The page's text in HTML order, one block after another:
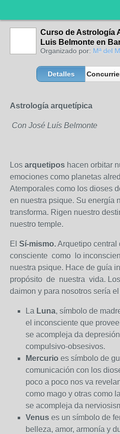
Curso de Astrología
Luis Belmonte en
Organizado por: Mª del
Detalles
Astrología arquetípica
Con José Luís Belmonte
Los arquetipos hacen orbitar
emociones como planetas
Atemporales como los dioses
en nuestra psique. Su energía
transforma. Rigen nuestro
nuestro temple.
El Sí-mismo.Arquetipo
consciente como lo
nuestra psique. Hace de guía
propósito de nuestra vida.
daimon y para nosotros sería el
La Luna, símbolo de
el inconsciente que
se acompleja da
compulsivo-obsesivos.
Mercurio es símbolo de
comunicación con los
poco a poco nos va
como mago y otras como
se acompleja da
Venus es un símbolo de
belleza, amor, armonía y